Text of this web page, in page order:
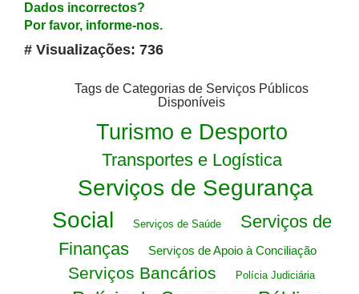
Dados incorrectos?
Por favor, informe-nos.
# Visualizações: 736
Tags de Categorias de Serviços Públicos
Disponíveis
Turismo e Desporto
Transportes e Logística
Serviços de Segurança
Social
Serviços de Saúde
Serviços de
Finanças
Serviços de Apoio à Conciliação
Serviços Bancários Polícia Judiciária